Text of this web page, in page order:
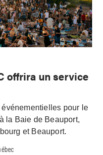
offrira un service
pour le
la Baie de Beauport,
et Beauport.